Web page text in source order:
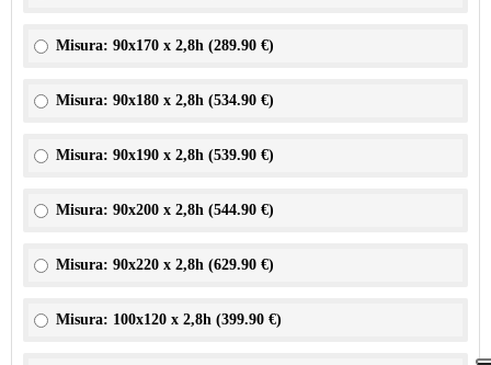
Misura: 90x170 x 2,8h (289.90 €)
Misura: 90x180 x 2,8h (534.90 €)
Misura: 90x190 x 2,8h (539.90 €)
Misura: 90x200 x 2,8h (544.90 €)
Misura: 90x220 x 2,8h (629.90 €)
Misura: 100x120 x 2,8h (399.90 €)